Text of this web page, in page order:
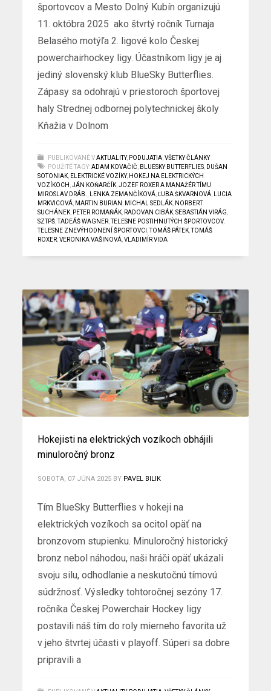
športovcov a Mesto Dolný Kubín organizujú
11. októbra 2025 ako štvrtý ročník Turnaja
Belasého motýľa 2. ligové kolo Českej
powerchairhockey ligy. Účastníkom ligy je aj
jediný slovenský klub BlueSky Butterflies.
Zápasy sa odohrajú v priestoroch športovej
haly Strednej odbornej polytechnickej školy
Kňažia v Dolnom
PUBLIKOVANÉ V AKTUALITY, PODUJATIA ,VŠETKY ČLÁNKY
POUŽITÉ TAGY: ADAM KOVAČIČ BLUESKY BUTTERFLIES DUŠAN
SOTONIAK ELEKTRICKÉ VOZÍKY, HOKEJ NA ELEKTRICKÝCH
VOZÍKOCH ,JÁN KOŇARČÍK ,JOZEF ROXER A MANAŽÉR TÍMU
MIROSLAV DRÁB.
LENKA ZEMANČÍKOVÁ ,ĽUBA ŠKVARNOVÁ
LUCIA
MRKVICOVÁ MARTIN BURIAN MICHAL SEDLÁK NORBERT
SUCHÁNEK PETER ROMAŇÁK RADOVAN CIBÁK ,SEBASTIÁN VIRÁG
SZTPŠ ,TADEÁŠ WAGNER ,TELESNE POSTIHNUTÝCH ŠPORTOVCOV,
TELESNE ZNEVÝHODNENÍ ŠPORTOVCI ,TOMÁŠ PÁTEK ,TOMÁŠ
ROXER ,VERONIKA VAŠINOVÁ ,VLADIMÍR VIDA
Hokejisti na elektrických vozíkoch obhájili
minuloročný bronz
SOBOTA, 07 JÚNA 2025 BY PAVEL BILIK
Tím BlueSky Butterflies v hokeji na
elektrických vozíkoch sa ocitol opäť na
bronzovom stupienku. Minuloročný historický
bronz nebol náhodou, naši hráči opäť ukázali
svoju silu, odhodlanie a neskutočnú tímovú
súdržnosť. Výsledky tohtoročnej sezóny 17.
ročníka Českej Powerchair Hockey ligy
postavili náš tím do roly mierneho favorita už
v jeho štvrtej účasti v playoff. Súperi sa dobre
pripravili a